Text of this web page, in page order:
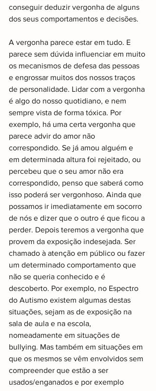
conseguir deduzir vergonha de alguns
dos seus comportamentos e decisões.
A vergonha parece estar em tudo. E
parece sem dúvida influenciar em muito
os mecanismos de defesa das pessoas
e engrossar muitos dos nossos traços
de personalidade. Lidar com a vergonha
é algo do nosso quotidiano, e nem
sempre vista de forma tóxica. Por
exemplo, há uma certa vergonha que
parece advir do amor não
correspondido. Se já amou alguém e
em determinada altura foi rejeitado, ou
percebeu que o seu amor não era
correspondido, penso que saberá como
isso poderá ser vergonhoso. Ainda que
possamos ir imediatamente em socorro
de nós e dizer que o outro é que ficou a
perder. Depois teremos a vergonha que
provem da exposição indesejada. Ser
chamado à atenção em público ou fazer
um determinado comportamento que
não se queria conhecido e é
descoberto. Por exemplo, no Espectro
do Autismo existem algumas destas
situações, sejam as de exposição na
sala de aula e na escola,
nomeadamente em situações de
bullying. Mas também em situações em
que os mesmos se vêm envolvidos sem
compreender que estão a ser
usados/enganados e por exemplo